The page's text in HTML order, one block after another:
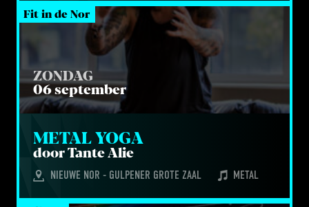
Fit in de Nor
ZONDAG
06 september
METAL YOGA
door Tan­te Alie
NIEUWE NOR - GULPENER GROTE ZAAL METAL